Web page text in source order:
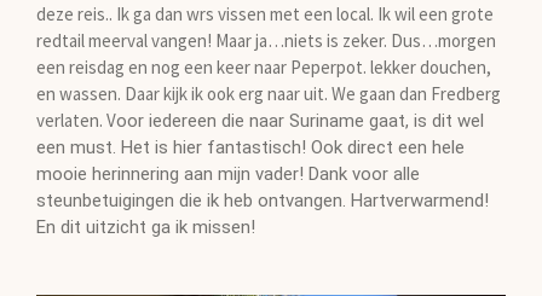
deze reis.. Ik ga dan wrs vissen met een local. Ik wil een grote
redtail meerval vangen! Maar ja…niets is zeker. Dus…morgen
een reisdag en nog een keer naar Peperpot. lekker douchen,
en wassen. Daar kijk ik ook erg naar uit. We gaan dan Fredberg
verlaten. Voor iedereen die naar Suriname gaat, is dit wel
een must. Het is hier fantastisch! Ook direct een hele
mooie herinnering aan mijn vader! Dank voor alle
steunbetuigingen die ik heb ontvangen. Hartverwarmend!
En dit uitzicht ga ik missen!